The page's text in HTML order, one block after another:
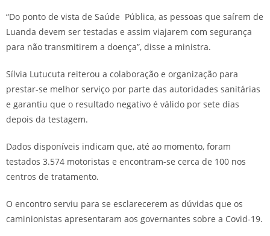
“Do ponto de vista de Saúde Pública, as pessoas que saírem de
Luanda devem ser testadas e assim viajarem com segurança
para não transmitirem a doença”, disse a ministra.
Sílvia Lutucuta reiterou a colaboração e organização para
prestar-se melhor serviço por parte das autoridades sanitárias
e garantiu que o resultado negativo é válido por sete dias
depois da testagem.
Dados disponíveis indicam que, até ao momento, foram
testados 3.574 motoristas e encontram-se cerca de 100 nos
centros de tratamento.
O encontro serviu para se esclarecerem as dúvidas que os
caminionistas apresentaram aos governantes sobre a Covid-19.